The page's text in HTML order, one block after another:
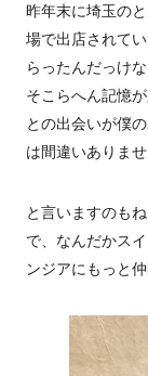
昨年末に埼玉の
場で出店されて
らったんだっけ
そこらへん記憶
との出会いが僕
は間違いありませ
と言いますのも
で、なんだかス
ンジアにもっと